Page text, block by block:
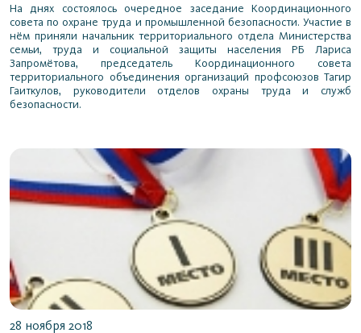
На днях состоялось очередное заседание Координационного
совета по охране труда и промышленной безопасности. Участие в
нём приняли начальник территориального отдела Министерства
семьи, труда и социальной защиты населения РБ Лариса
Запромётова, председатель Координационного совета
территориального объединения организаций профсоюзов Тагир
Гаиткулов, руководители отделов охраны труда и служб
безопасности.
28 ноября 2018